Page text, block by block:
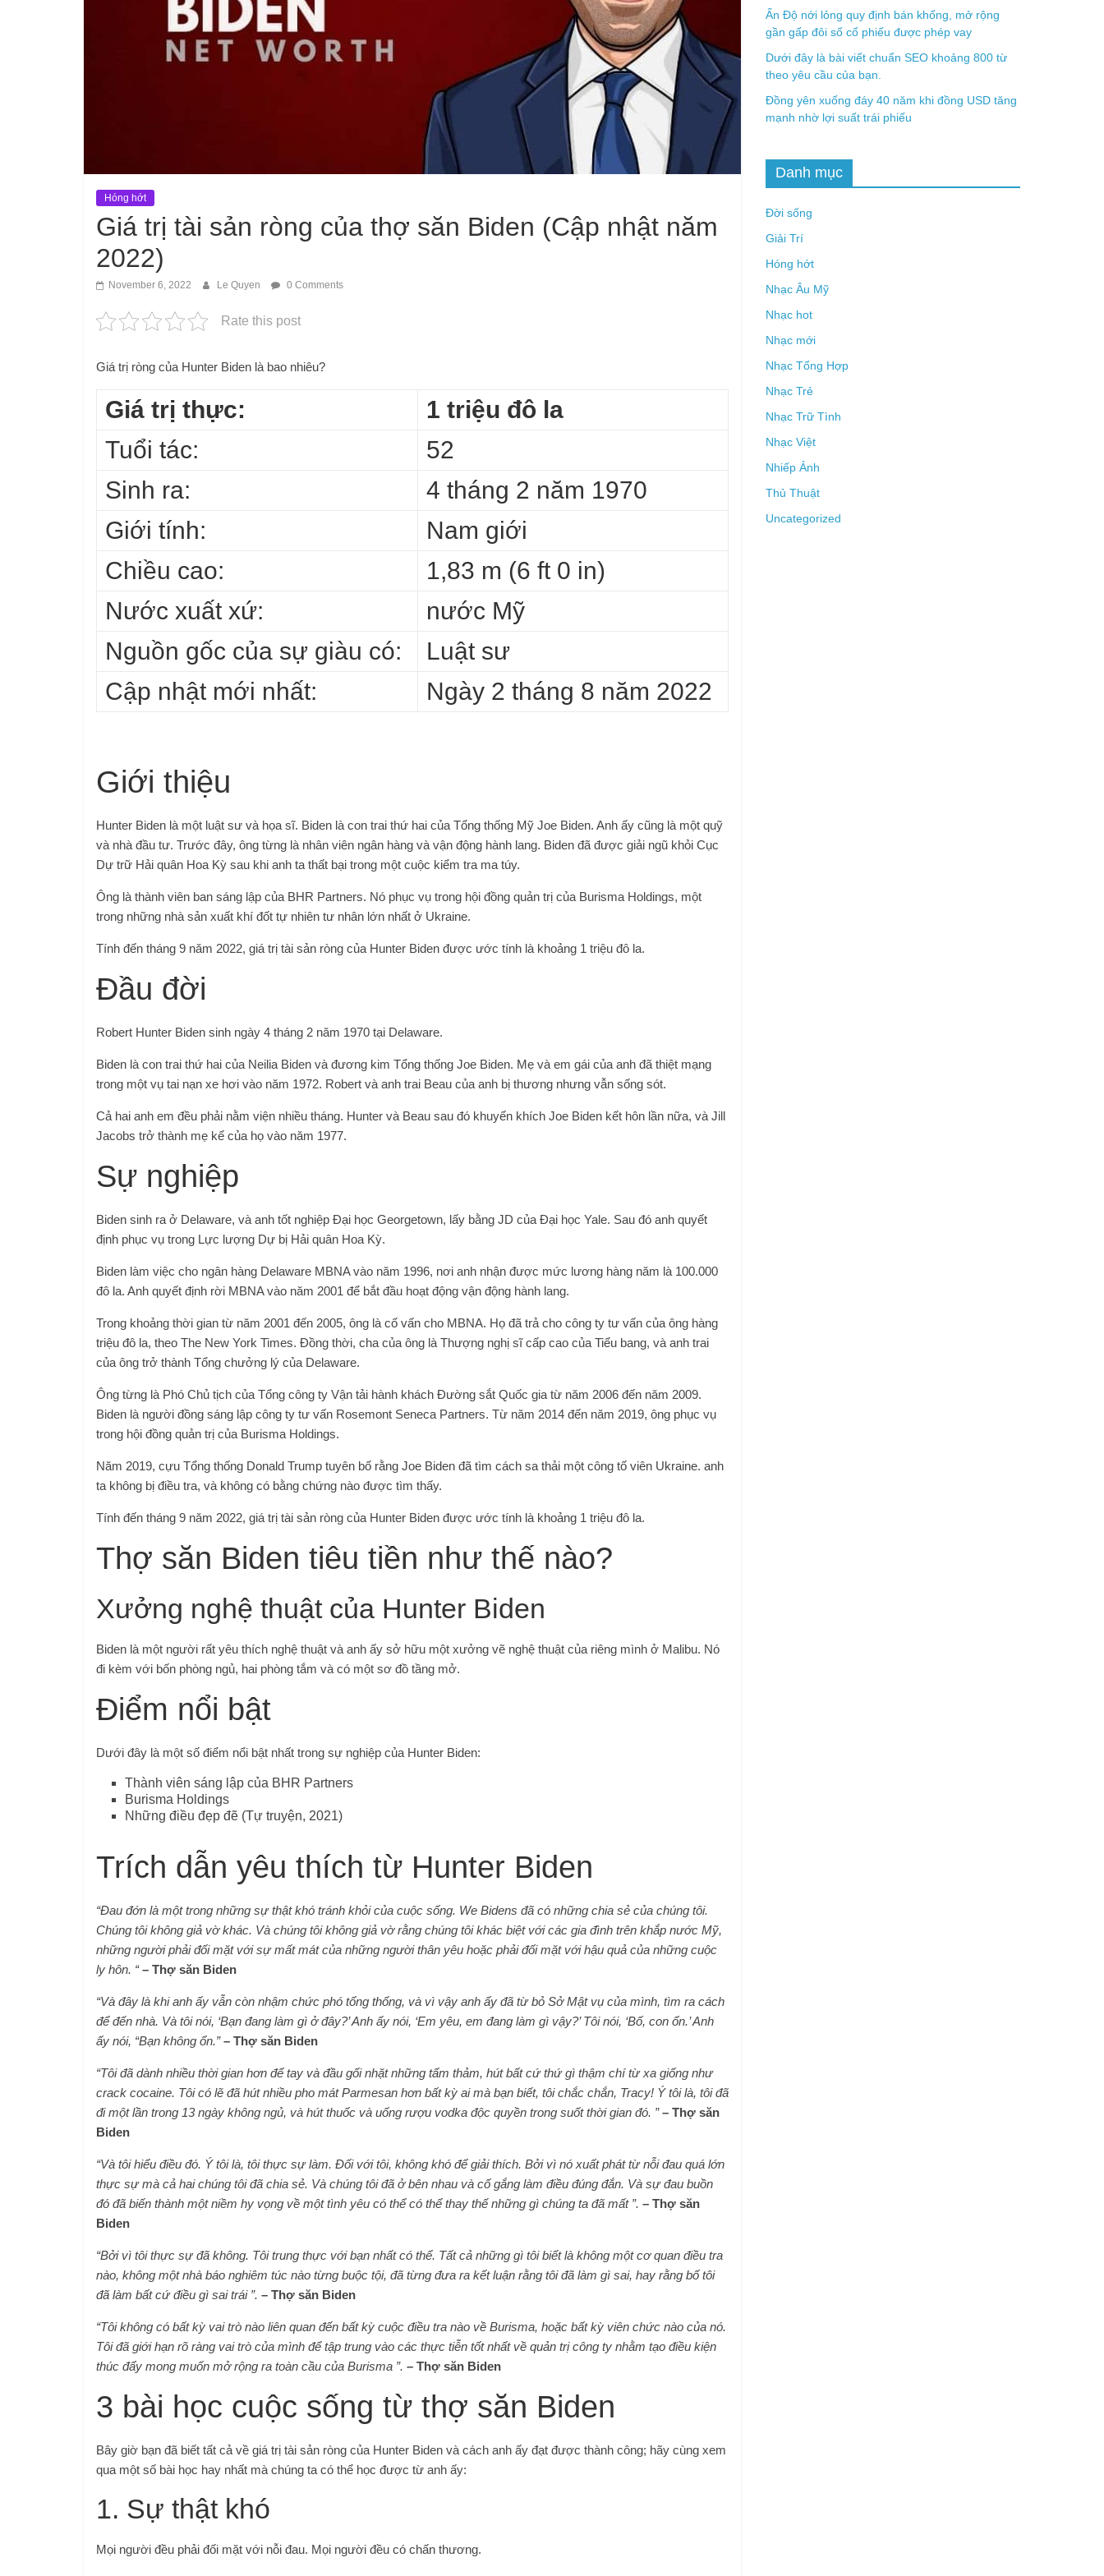
Hóng hớt
Giá trị tài sản ròng của thợ săn Biden (Cập nhật năm
2022)
November 6, 2022 Le Quyen 0 Comments
Rate this post
Giá trị ròng của Hunter Biden là bao nhiêu?
Giá trị thực:
1 triệu đô la
Tuổi tác:
52
Sinh ra:
4 tháng 2 năm 1970
Giới tính:
Nam giới
Chiều cao:
1,83 m (6 ft 0 in)
Nước xuất xứ:
nước Mỹ
Nguồn gốc của sự giàu có:
Luật sư
Cập nhật mới nhất:
Ngày 2 tháng 8 năm 2022
Giới thiệu
Hunter Biden là một luật sư và họa sĩ. Biden là con trai thứ hai của Tổng thống Mỹ Joe Biden. Anh ấy cũng là một quỹ
và nhà đầu tư. Trước đây, ông từng là nhân viên ngân hàng và vận động hành lang. Biden đã được giải ngũ khỏi Cục
Dự trữ Hải quân Hoa Kỳ sau khi anh ta thất bại trong một cuộc kiểm tra ma túy.
Ông là thành viên ban sáng lập của BHR Partners. Nó phục vụ trong hội đồng quản trị của Burisma Holdings, một
trong những nhà sản xuất khí đốt tự nhiên tư nhân lớn nhất ở Ukraine.
Tính đến tháng 9 năm 2022, giá trị tài sản ròng của Hunter Biden được ước tính là khoảng 1 triệu đô la.
Đầu đời
Robert Hunter Biden sinh ngày 4 tháng 2 năm 1970 tại Delaware.
Biden là con trai thứ hai của Neilia Biden và đương kim Tổng thống Joe Biden. Mẹ và em gái của anh đã thiệt mạng
trong một vụ tai nạn xe hơi vào năm 1972. Robert và anh trai Beau của anh bị thương nhưng vẫn sống sót.
Cả hai anh em đều phải nằm viện nhiều tháng. Hunter và Beau sau đó khuyến khích Joe Biden kết hôn lần nữa, và Jill
Jacobs trở thành mẹ kế của họ vào năm 1977.
Sự nghiệp
Biden sinh ra ở Delaware, và anh tốt nghiệp Đại học Georgetown, lấy bằng JD của Đại học Yale. Sau đó anh quyết
định phục vụ trong Lực lượng Dự bị Hải quân Hoa Kỳ.
Biden làm việc cho ngân hàng Delaware MBNA vào năm 1996, nơi anh nhận được mức lương hàng năm là 100.000
đô la. Anh quyết định rời MBNA vào năm 2001 để bắt đầu hoạt động vận động hành lang.
Trong khoảng thời gian từ năm 2001 đến 2005, ông là cố vấn cho MBNA. Họ đã trả cho công ty tư vấn của ông hàng
triệu đô la, theo The New York Times. Đồng thời, cha của ông là Thượng nghị sĩ cấp cao của Tiểu bang, và anh trai
của ông trở thành Tổng chưởng lý của Delaware.
Ông từng là Phó Chủ tịch của Tổng công ty Vận tải hành khách Đường sắt Quốc gia từ năm 2006 đến năm 2009.
Biden là người đồng sáng lập công ty tư vấn Rosemont Seneca Partners. Từ năm 2014 đến năm 2019, ông phục vụ
trong hội đồng quản trị của Burisma Holdings.
Năm 2019, cựu Tổng thống Donald Trump tuyên bố rằng Joe Biden đã tìm cách sa thải một công tố viên Ukraine. anh
ta không bị điều tra, và không có bằng chứng nào được tìm thấy.
Tính đến tháng 9 năm 2022, giá trị tài sản ròng của Hunter Biden được ước tính là khoảng 1 triệu đô la.
Thợ săn Biden tiêu tiền như thế nào?
Xưởng nghệ thuật của Hunter Biden
Biden là một người rất yêu thích nghệ thuật và anh ấy sở hữu một xưởng vẽ nghệ thuật của riêng mình ở Malibu. Nó
đi kèm với bốn phòng ngủ, hai phòng tắm và có một sơ đồ tầng mở.
Điểm nổi bật
Dưới đây là một số điểm nổi bật nhất trong sự nghiệp của Hunter Biden:
Thành viên sáng lập của BHR Partners
Burisma Holdings
Những điều đẹp đẽ (Tự truyện, 2021)
Trích dẫn yêu thích từ Hunter Biden
“Đau đớn là một trong những sự thật khó tránh khỏi của cuộc sống. We Bidens đã có những chia sẻ của chúng tôi.
Chúng tôi không giả vờ khác. Và chúng tôi không giả vờ rằng chúng tôi khác biệt với các gia đình trên khắp nước Mỹ,
những người phải đối mặt với sự mất mát của những người thân yêu hoặc phải đối mặt với hậu quả của những cuộc
ly hôn. “– Thợ săn Biden
“Và đây là khi anh ấy vẫn còn nhậm chức phó tổng thống, và vì vậy anh ấy đã từ bỏ Sở Mật vụ của mình, tìm ra cách
để đến nhà. Và tôi nói, ‘Bạn đang làm gì ở đây?’ Anh ấy nói, ‘Em yêu, em đang làm gì vậy?’ Tôi nói, ‘Bố, con ổn.’ Anh
ấy nói, “Bạn không ổn.”– Thợ săn Biden
“Tôi đã dành nhiều thời gian hơn để tay và đầu gối nhặt những tấm thảm, hút bất cứ thứ gì thậm chí từ xa giống như
crack cocaine. Tôi có lẽ đã hút nhiều pho mát Parmesan hơn bất kỳ ai mà bạn biết, tôi chắc chắn, Tracy! Ý tôi là, tôi đã
đi một lần trong 13 ngày không ngủ, và hút thuốc và uống rượu vodka độc quyền trong suốt thời gian đó. ”– Thợ săn
Biden
“Và tôi hiểu điều đó. Ý tôi là, tôi thực sự làm. Đối với tôi, không khó để giải thích. Bởi vì nó xuất phát từ nỗi đau quá lớn
thực sự mà cả hai chúng tôi đã chia sẻ. Và chúng tôi đã ở bên nhau và cố gắng làm điều đúng đắn. Và sự đau buồn
đó đã biến thành một niềm hy vọng về một tình yêu có thể có thể thay thế những gì chúng ta đã mất ”. – Thợ săn
Biden
“Bởi vì tôi thực sự đã không. Tôi trung thực với bạn nhất có thể. Tất cả những gì tôi biết là không một cơ quan điều tra
nào, không một nhà báo nghiêm túc nào từng buộc tội, đã từng đưa ra kết luận rằng tôi đã làm gì sai, hay rằng bố tôi
đã làm bất cứ điều gì sai trái ”. – Thợ săn Biden
“Tôi không có bất kỳ vai trò nào liên quan đến bất kỳ cuộc điều tra nào về Burisma, hoặc bất kỳ viên chức nào của nó.
Tôi đã giới hạn rõ ràng vai trò của mình để tập trung vào các thực tiễn tốt nhất về quản trị công ty nhằm tạo điều kiện
thúc đẩy mong muốn mở rộng ra toàn cầu của Burisma ”. – Thợ săn Biden
3 bài học cuộc sống từ thợ săn Biden
Bây giờ bạn đã biết tất cả về giá trị tài sản ròng của Hunter Biden và cách anh ấy đạt được thành công; hãy cùng xem
qua một số bài học hay nhất mà chúng ta có thể học được từ anh ấy:
1. Sự thật khó
Mọi người đều phải đối mặt với nỗi đau. Mọi người đều có chấn thương.
Ấn Độ nới lỏng quy định bán khống, mở rộng
gần gấp đôi số cổ phiếu được phép vay
Dưới đây là bài viết chuẩn SEO khoảng 800 từ
theo yêu cầu của bạn.
Đồng yên xuống đáy 40 năm khi đồng USD tăng
mạnh nhờ lợi suất trái phiếu
Danh mục
Đời sống
Giải Trí
Hóng hớt
Nhạc Âu Mỹ
Nhạc hot
Nhạc mới
Nhạc Tổng Hợp
Nhạc Trẻ
Nhạc Trữ Tình
Nhạc Việt
Nhiếp Ảnh
Thủ Thuật
Uncategorized